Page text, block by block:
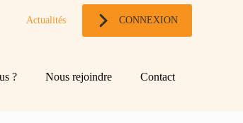
Actualités CONNEXION
? Nous rejoindre Contact